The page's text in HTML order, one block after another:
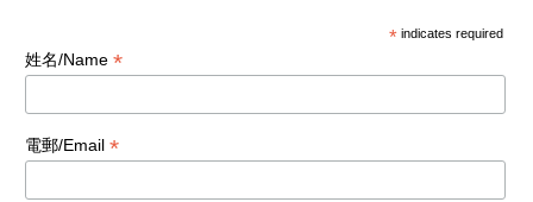
* indicates required
姓名/Name *
電郵/Email *